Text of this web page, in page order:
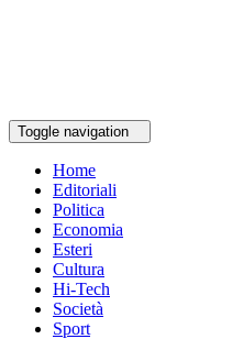
Toggle navigation
Home
Editoriali
Politica
Economia
Esteri
Cultura
Hi-Tech
Società
Sport